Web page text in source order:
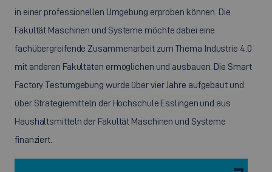
in einer professionellen Umgebung erproben können. Die
Fakultät Maschinen und Systeme möchte dabei eine
fachübergreifende Zusammenarbeit zum Thema Industrie 4.0
mit anderen Fakultäten ermöglichen und ausbauen. Die Smart
Factory Testumgebung wurde über vier Jahre aufgebaut und
über Strategiemitteln der Hochschule Esslingen und aus
Haushaltsmitteln der Fakultät Maschinen und Systeme
finanziert.